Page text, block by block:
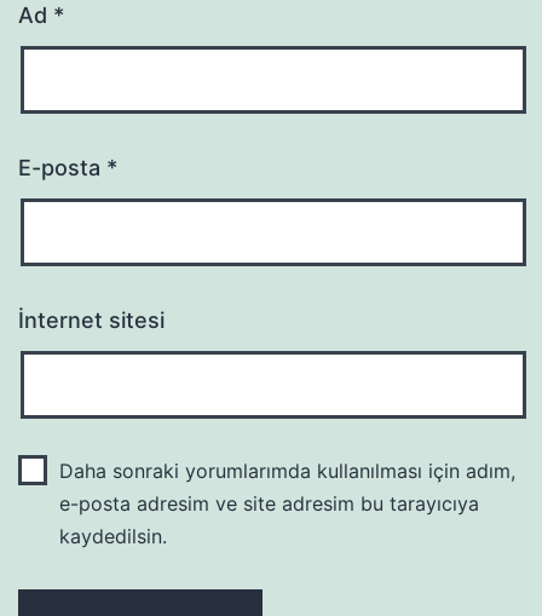
Ad *
E-posta *
İnternet sitesi
Daha sonraki yorumlarımda kullanılması için adım,
e-posta adresim ve site adresim bu tarayıcıya
kaydedilsin.